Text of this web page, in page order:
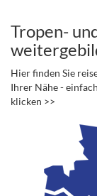
Tropen-
Hier finden Sie
Ihrer Nähe -
klicken >>